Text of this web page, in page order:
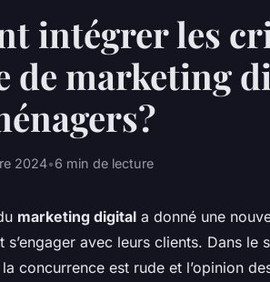
intégrer les
de marketing
2024•6 min de lecture
marketing digital a donné une
s’engager avec leurs clients. Dans le
la concurrence est rude et l’opinion